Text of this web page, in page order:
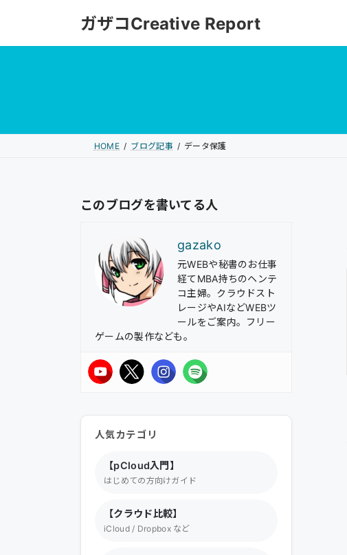
テ
キ
ゲ
に
ガザコCreative Report
HOME ブログ記事 データ保護
このブログを書いてる人
gazako
元WEBや秘書のお仕事
経てMBA持ちのヘンテ
コ主婦。クラウドスト
レージやAIなどWEBツ
ールをご案内。フリー
ゲームの製作なども。
人気カテゴリ
【pCloud入門】
はじめての方向けガイド
【クラウド比較】
iCloud / Dropbox など